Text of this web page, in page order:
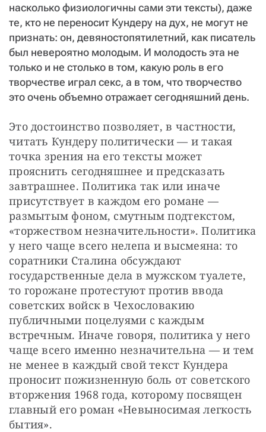
насколько физиологичны сами эти тексты), даже
те, кто не переносит Кундеру на дух, не могут не
признать: он, девяностопятилетний, как писатель
был невероятно молодым. И молодость эта не
только и не столько в том, какую роль в его
творчестве играл секс, а в том, что творчество
это очень объемно отражает сегодняшний день.
Это достоинство позволяет, в частности,
читать Кундеру политически — и такая
точка зрения на его тексты может
прояснить сегодняшнее и предсказать
завтрашнее. Политика так или иначе
присутствует в каждом его романе —
размытым фоном, смутным подтекстом,
«торжеством незначительности». Политика
у него чаще всего нелепа и высмеяна: то
соратники Сталина обсуждают
государственные дела в мужском туалете,
то горожане протестуют против ввода
советских войск в Чехословакию
публичными поцелуями с каждым
встречным. Иначе говоря, политика у него
чаще всего именно незначительна — и тем
не менее в каждый свой текст Кундера
проносит пожизненную боль от советского
вторжения 1968 года, которому посвящен
главный его роман «Невыносимая легкость
бытия».